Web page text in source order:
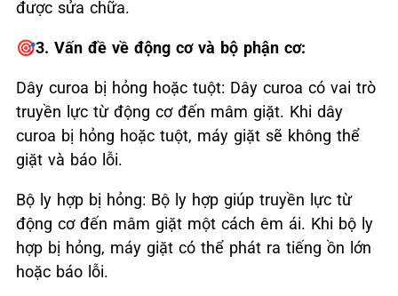
được sửa chữa.
🎯3. Vấn đề về động cơ và bộ phận cơ:
Dây curoa bị hỏng hoặc tuột: Dây curoa có vai trò
truyền lực từ động cơ đến mâm giặt. Khi dây
curoa bị hỏng hoặc tuột, máy giặt sẽ không thể
giặt và báo lỗi.
Bộ ly hợp bị hỏng: Bộ ly hợp giúp truyền lực từ
động cơ đến mâm giặt một cách êm ái. Khi bộ ly
hợp bị hỏng, máy giặt có thể phát ra tiếng ồn lớn
hoặc báo lỗi.